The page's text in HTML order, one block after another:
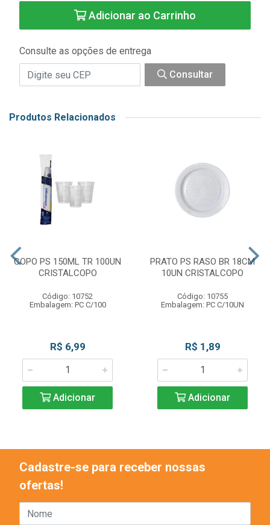
Adicionar ao Carrinho
Consulte as opções de entrega
Consultar
Produtos Relacionados
COPO PS 150ML TR 100UN
CRISTALCOPO
Código: 10752
Embalagem: PC C/100
R$ 6,99
Adicionar
PRATO PS RASO BR 18CM
10UN CRISTALCOPO
Código: 10755
Embalagem: PC C/10UN
R$ 1,89
Adicionar
Cadastre-se para receber nossas
ofertas!